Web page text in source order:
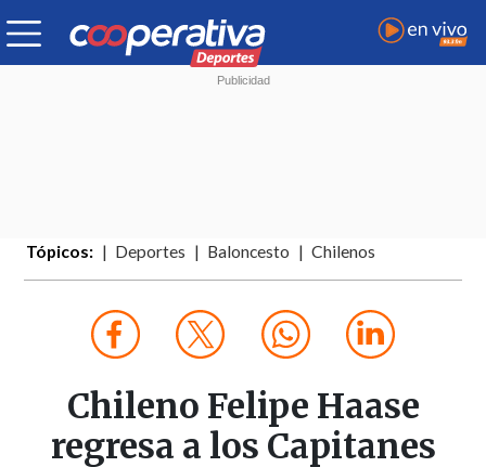
Tópicos: Deportes Baloncesto Chilenos
Chileno Felipe Haase
regresa a los Capitanes